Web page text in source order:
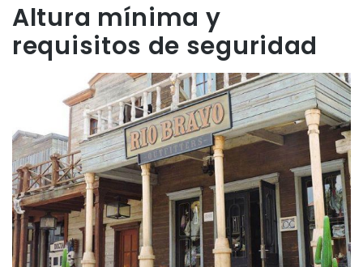
Altura mínima y
requisitos de seguridad